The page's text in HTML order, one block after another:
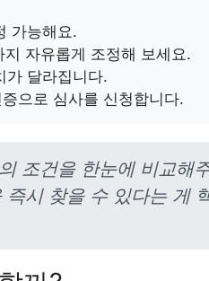
가능해요.
자유롭게 조정해 보세요.
가 달라집니다.
으로 심사를 신청합니다.
조건을 한눈에 비교해
시 찾을 수 있다는 게